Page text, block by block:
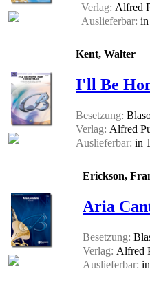
Verlag: Alfred
Auslieferbar: in
Kent, Walter
I'll Be
Besetzung:
Verlag: Alfred
Auslieferbar: in
Erickson,
Aria
Besetzung:
Verlag: Alfred
Auslieferbar: